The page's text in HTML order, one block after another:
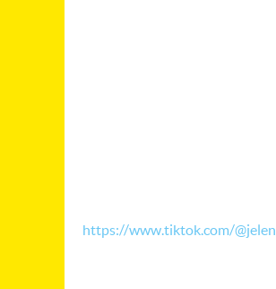
https://www.tiktok.com/